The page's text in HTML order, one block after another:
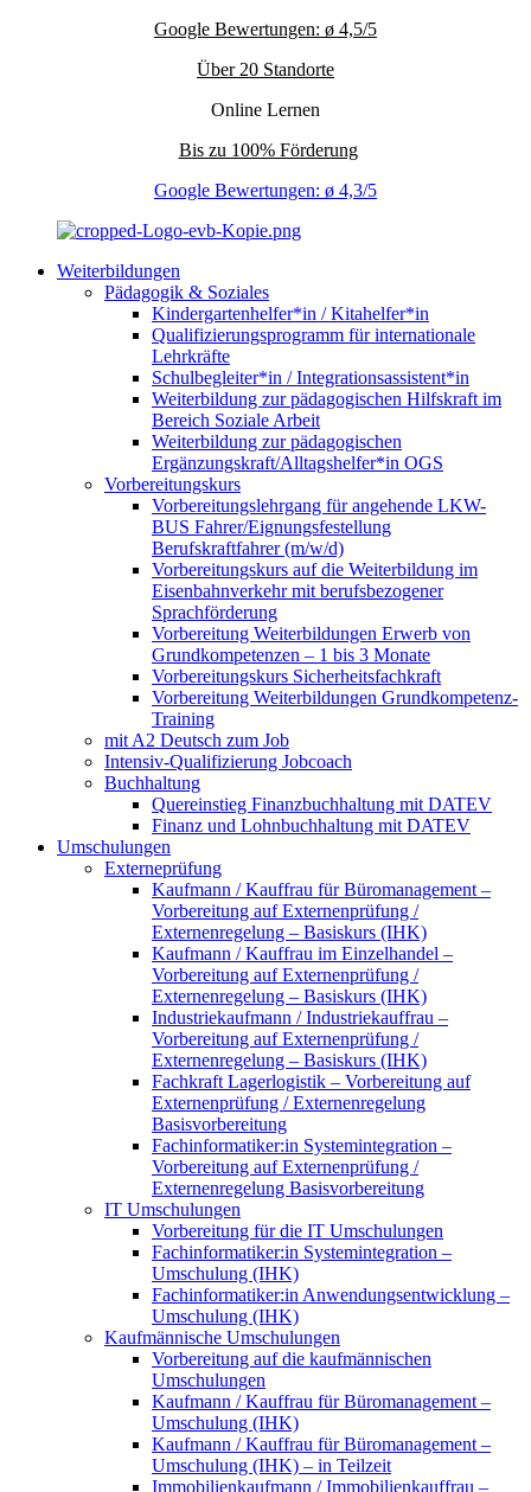
Google Bewertungen: ø 4,5/5
Über 20 Standorte
Online Lernen
Bis zu 100% Förderung
Google Bewertungen: ø 4,3/5
Weiterbildungen
Pädagogik & Soziales
Kindergartenhelfer*in / Kitahelfer*in
Qualifizierungsprogramm für internationale
Lehrkräfte
Schulbegleiter*in / Integrationsassistent*in
Weiterbildung zur pädagogischen Hilfskraft im
Bereich Soziale Arbeit
Weiterbildung zur pädagogischen
Ergänzungskraft/Alltagshelfer*in OGS
Vorbereitungskurs
Vorbereitungslehrgang für angehende LKW-
BUS Fahrer/Eignungsfestellung
Berufskraftfahrer (m/w/d)
Vorbereitungskurs auf die Weiterbildung im
Eisenbahnverkehr mit berufsbezogener
Sprachförderung
Vorbereitung Weiterbildungen Erwerb von
Grundkompetenzen – 1 bis 3 Monate
Vorbereitungskurs Sicherheitsfachkraft
Vorbereitung Weiterbildungen Grundkompetenz-
Training
mit A2 Deutsch zum Job
Intensiv-Qualifizierung Jobcoach
Buchhaltung
Quereinstieg Finanzbuchhaltung mit DATEV
Finanz und Lohnbuchhaltung mit DATEV
Umschulungen
Externeprüfung
Kaufmann / Kauffrau für Büromanagement –
Vorbereitung auf Externenprüfung /
Externenregelung – Basiskurs (IHK)
Kaufmann / Kauffrau im Einzelhandel –
Vorbereitung auf Externenprüfung /
Externenregelung – Basiskurs (IHK)
Industriekaufmann / Industriekauffrau –
Vorbereitung auf Externenprüfung /
Externenregelung – Basiskurs (IHK)
Fachkraft Lagerlogistik – Vorbereitung auf
Externenprüfung / Externenregelung
Basisvorbereitung
Fachinformatiker:in Systemintegration –
Vorbereitung auf Externenprüfung /
Externenregelung Basisvorbereitung
IT Umschulungen
Vorbereitung für die IT Umschulungen
Fachinformatiker:in Systemintegration –
Umschulung (IHK)
Fachinformatiker:in Anwendungsentwicklung –
Umschulung (IHK)
Kaufmännische Umschulungen
Vorbereitung auf die kaufmännischen
Umschulungen
Kaufmann / Kauffrau für Büromanagement –
Umschulung (IHK)
Kaufmann / Kauffrau für Büromanagement –
Umschulung (IHK) – in Teilzeit
Immobilienkaufmann / Immobilienkauffrau –